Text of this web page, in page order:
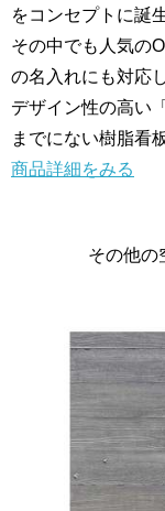
をコンセプトに誕
その中でも人気の
の名入れにも対応
デザイン性の高い
までにない樹脂看
商品詳細をみる
その他の